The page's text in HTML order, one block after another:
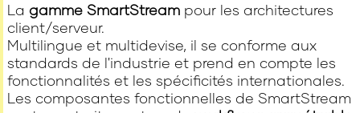
La gamme SmartStreampour les architectures
client/serveur.
Multilingue et multidevise, il se conforme aux
standards de l'industrie et prend en compte les
fonctionnalités et les spécificités internationales.
Les composantes fonctionnelles de SmartStream